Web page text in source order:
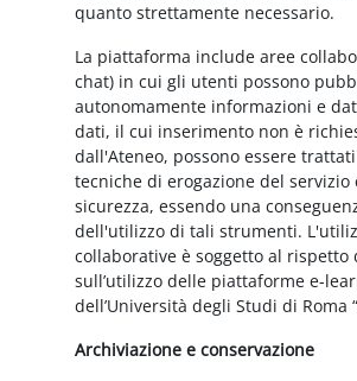
quanto strettamente necessario.
La piattaforma include aree
chat) in cui gli utenti possono
autonomamente informazioni e
dati, il cui inserimento non è
dall'Ateneo, possono essere
tecniche di erogazione del
sicurezza, essendo una
dell'utilizzo di tali strumenti.
collaborative è soggetto al rispetto
sull’utilizzo delle piattaforme e-
dell’Università degli Studi di Roma
Archiviazione e conservazione